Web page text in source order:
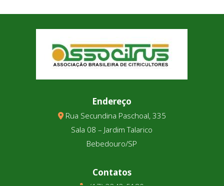
Endereço
Rua Secundina Paschoal, 335
Sala 08 – Jardim Talarico
Bebedouro/SP
Contatos